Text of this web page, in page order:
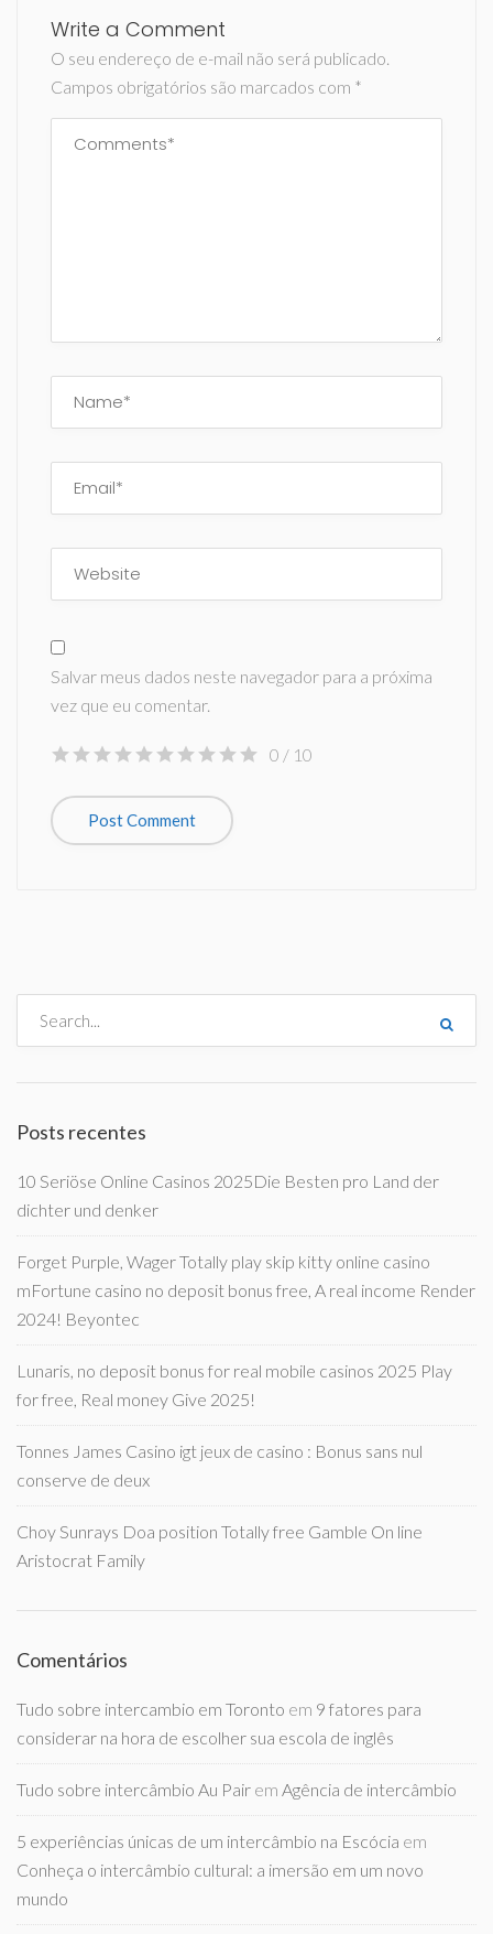
Write a Comment
O seu endereço de e-mail não será publicado.
Campos obrigatórios são marcados com *
Salvar meus dados neste navegador para a próxima
vez que eu comentar.
0 / 10
Posts recentes
10 Seriöse Online Casinos 2025Die Besten pro Land der
dichter und denker
Forget Purple, Wager Totally play skip kitty online casino
mFortune casino no deposit bonus free, A real income Render
2024! Beyontec
Lunaris, no deposit bonus for real mobile casinos 2025 Play
for free, Real money Give 2025!
Tonnes James Casino igt jeux de casino : Bonus sans nul
conserve de deux
Choy Sunrays Doa position Totally free Gamble On line
Aristocrat Family
Comentários
Tudo sobre intercambio em Toronto em 9 fatores para
considerar na hora de escolher sua escola de inglês
Tudo sobre intercâmbio Au Pair em Agência de intercâmbio
5 experiências únicas de um intercâmbio na Escócia em
Conheça o intercâmbio cultural: a imersão em um novo
mundo